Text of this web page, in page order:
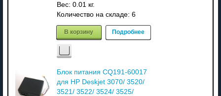
Вес: 0.01 кг.
Количество на складе: 6
В корзину Подробнее
Блок питания CQ191-60017
для HP Deskjet 3070/ 3520/
3521/ 3522/ 3524/ 3525/